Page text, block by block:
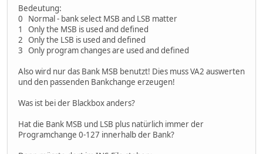
Bedeutung:
0 Normal - bank select MSB and LSB matter
1 Only the MSB is used and defined
2 Only the LSB is used and defined
3 Only program changes are used and defined
Also wird nur das Bank MSB benutzt! Dies muss VA2 auswerten
und den passenden Bankchange erzeugen!
Was ist bei der Blackbox anders?
Hat die Bank MSB und LSB plus natürlich immer der
Programchange 0-127 innerhalb der Bank?